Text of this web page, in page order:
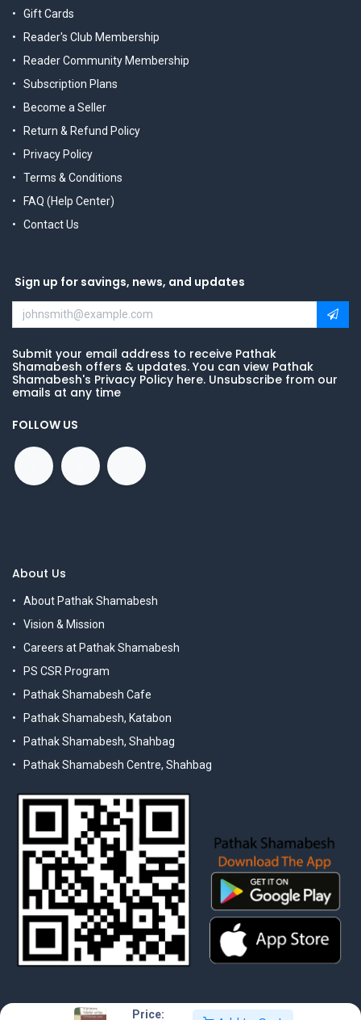
Price:
Gift Cards
Reader's Club Membership
Reader Community Membership
Subscription Plans
Become a Seller
Return & Refund Policy
Privacy Policy
Terms & Conditions
FAQ (Help Center)
Contact Us
Sign up for savings, news, and updates
Submit your email address to receive Pathak
Shamabesh offers & updates. You can view Pathak
Shamabesh's Privacy Policy here. Unsubscribe from our
emails at any time
FOLLOW US
About Us
About Pathak Shamabesh
Vision & Mission
Careers at Pathak Shamabesh
PS CSR Program
Pathak Shamabesh Cafe
Pathak Shamabesh, Katabon
Pathak Shamabesh, Shahbag
Pathak Shamabesh Centre, Shahbag